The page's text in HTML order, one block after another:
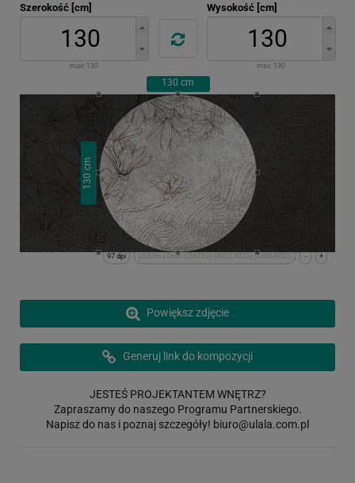
Szerokość [cm]
max: 130
Wysokość [cm]
max: 130
130 cm
130
cm
+
-
x:65cm y:0cm | (2473,0) (4922,4922) (7395,4922)
97 dpi
Powiększ zdjęcie
Generuj link do kompozycji
JESTEŚ PROJEKTANTEM WNĘTRZ?
Zapraszamy do naszego Programu Partnerskiego.
Napisz do nas i poznaj szczegóły! biuro@ulala.com.pl